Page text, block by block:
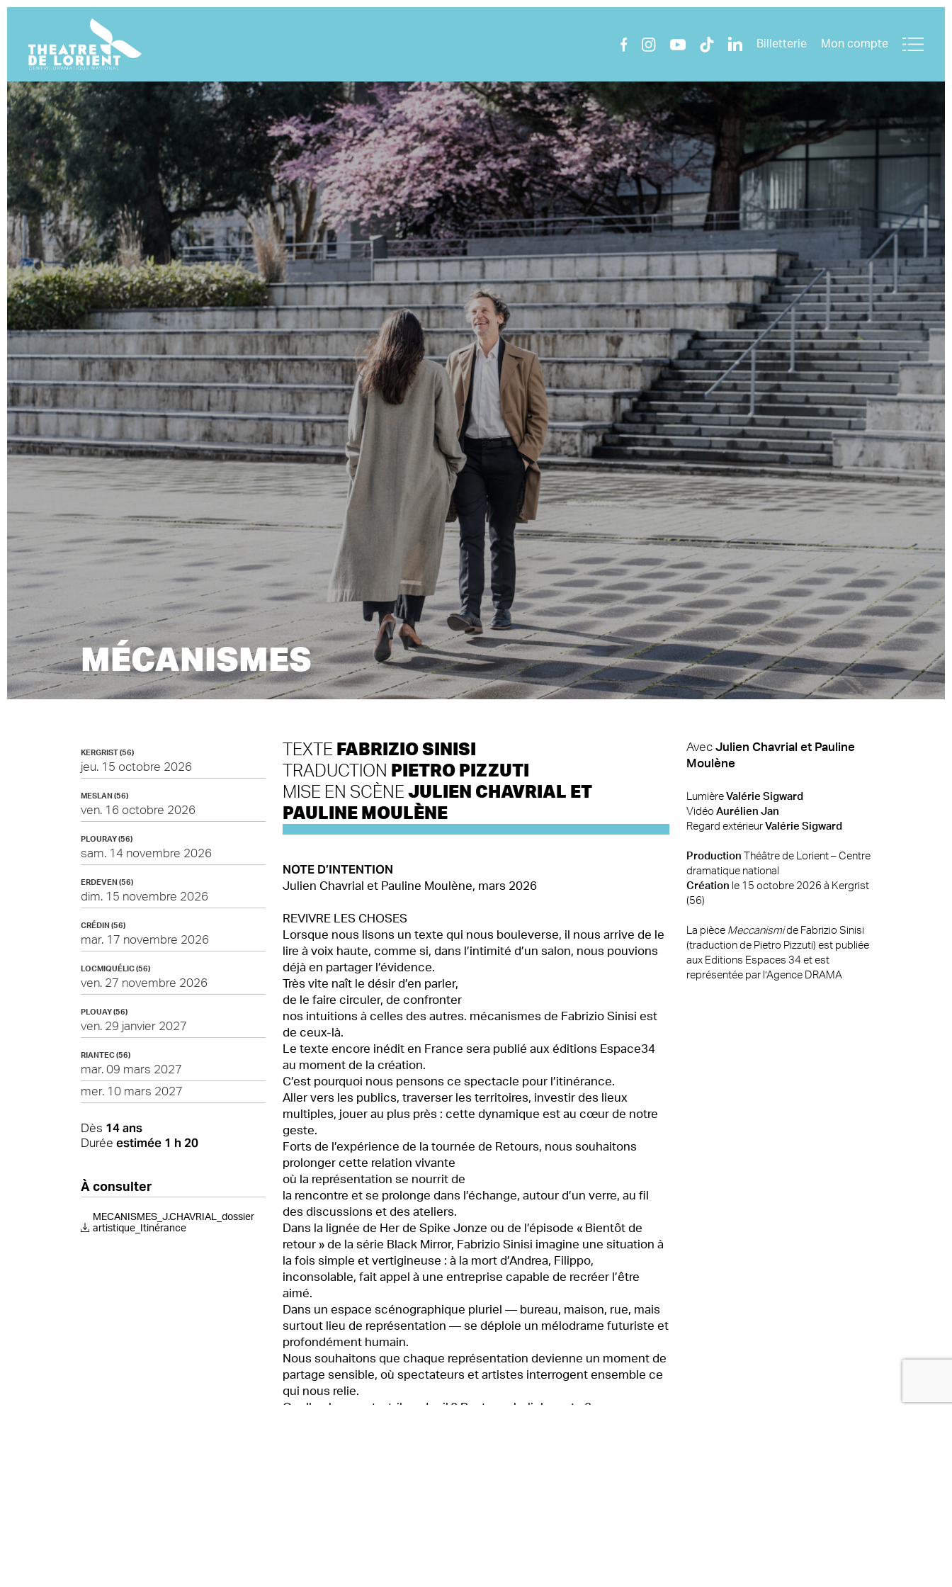
Billetterie Mon compte
Nous rejoindre
MÉCANISMES
KERGRIST (56)
jeu. 15 octobre 2026
MESLAN (56)
ven. 16 octobre 2026
PLOURAY (56)
sam. 14 novembre 2026
ERDEVEN (56)
dim. 15 novembre 2026
CRÉDIN (56)
mar. 17 novembre 2026
LOCMIQUÉLIC (56)
ven. 27 novembre 2026
PLOUAY (56)
ven. 29 janvier 2027
RIANTEC (56)
mar. 09 mars 2027
mer. 10 mars 2027
Dès 14 ans
Durée estimée 1 h 20
À consulter
MECANISMES_J.CHAVRIAL_dossier
artistique_Itinérance
TEXTE FABRIZIO SINISI
TRADUCTION PIETRO PIZZUTI
MISE EN SCÈNE JULIEN CHAVRIAL ET
PAULINE MOULÈNE
NOTE D’INTENTION
Julien Chavrial et Pauline Moulène, mars 2026
REVIVRE LES CHOSES
Lorsque nous lisons un texte qui nous bouleverse, il nous arrive de le
lire à voix haute, comme si, dans l’intimité d’un salon, nous pouvions
déjà en partager l’évidence.
Très vite naît le désir d’en parler,
de le faire circuler, de confronter
nos intuitions à celles des autres. mécanismes de Fabrizio Sinisi est
de ceux-là.
Le texte encore inédit en France sera publié aux éditions Espace34
au moment de la création.
C’est pourquoi nous pensons ce spectacle pour l’itinérance.
Aller vers les publics, traverser les territoires, investir des lieux
multiples, jouer au plus près : cette dynamique est au cœur de notre
geste.
Forts de l’expérience de la tournée de Retours, nous souhaitons
prolonger cette relation vivante
où la représentation se nourrit de
la rencontre et se prolonge dans l’échange, autour d’un verre, au fil
des discussions et des ateliers.
Dans la lignée de Her de Spike Jonze ou de l’épisode « Bientôt de
retour » de la série Black Mirror, Fabrizio Sinisi imagine une situation à
la fois simple et vertigineuse : à la mort d’Andrea, Filippo,
inconsolable, fait appel à une entreprise capable de recréer l’être
aimé.
Dans un espace scénographique pluriel — bureau, maison, rue, mais
surtout lieu de représentation — se déploie un mélodrame futuriste et
profondément humain.
Nous souhaitons que chaque représentation devienne un moment de
partage sensible, où spectateurs et artistes interrogent ensemble ce
qui nous relie.
Quelle place reste-t-il au deuil ? Peut-on abolir la perte ?
Avec Julien Chavrial et Pauline
Moulène
Lumière Valérie Sigward
Vidéo Aurélien Jan
Regard extérieur Valérie Sigward
Production Théâtre de Lorient – Centre
dramatique national
Création le 15 octobre 2026 à Kergrist
(56)
La pièce Meccanismide Fabrizio Sinisi
(traduction de Pietro Pizzuti) est publiée
aux Editions Espaces 34 et est
représentée par l’Agence DRAMA